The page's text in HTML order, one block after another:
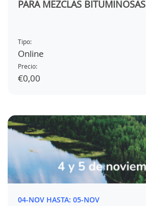
PARA MEZCLAS BITUMINOSAS
Tipo:
Online
Precio:
€0,00
04-NOV HASTA: 05-NOV